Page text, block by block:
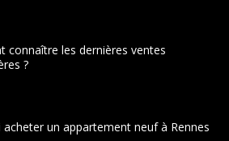
connaître les dernières ventes
?
acheter un appartement neuf à Rennes